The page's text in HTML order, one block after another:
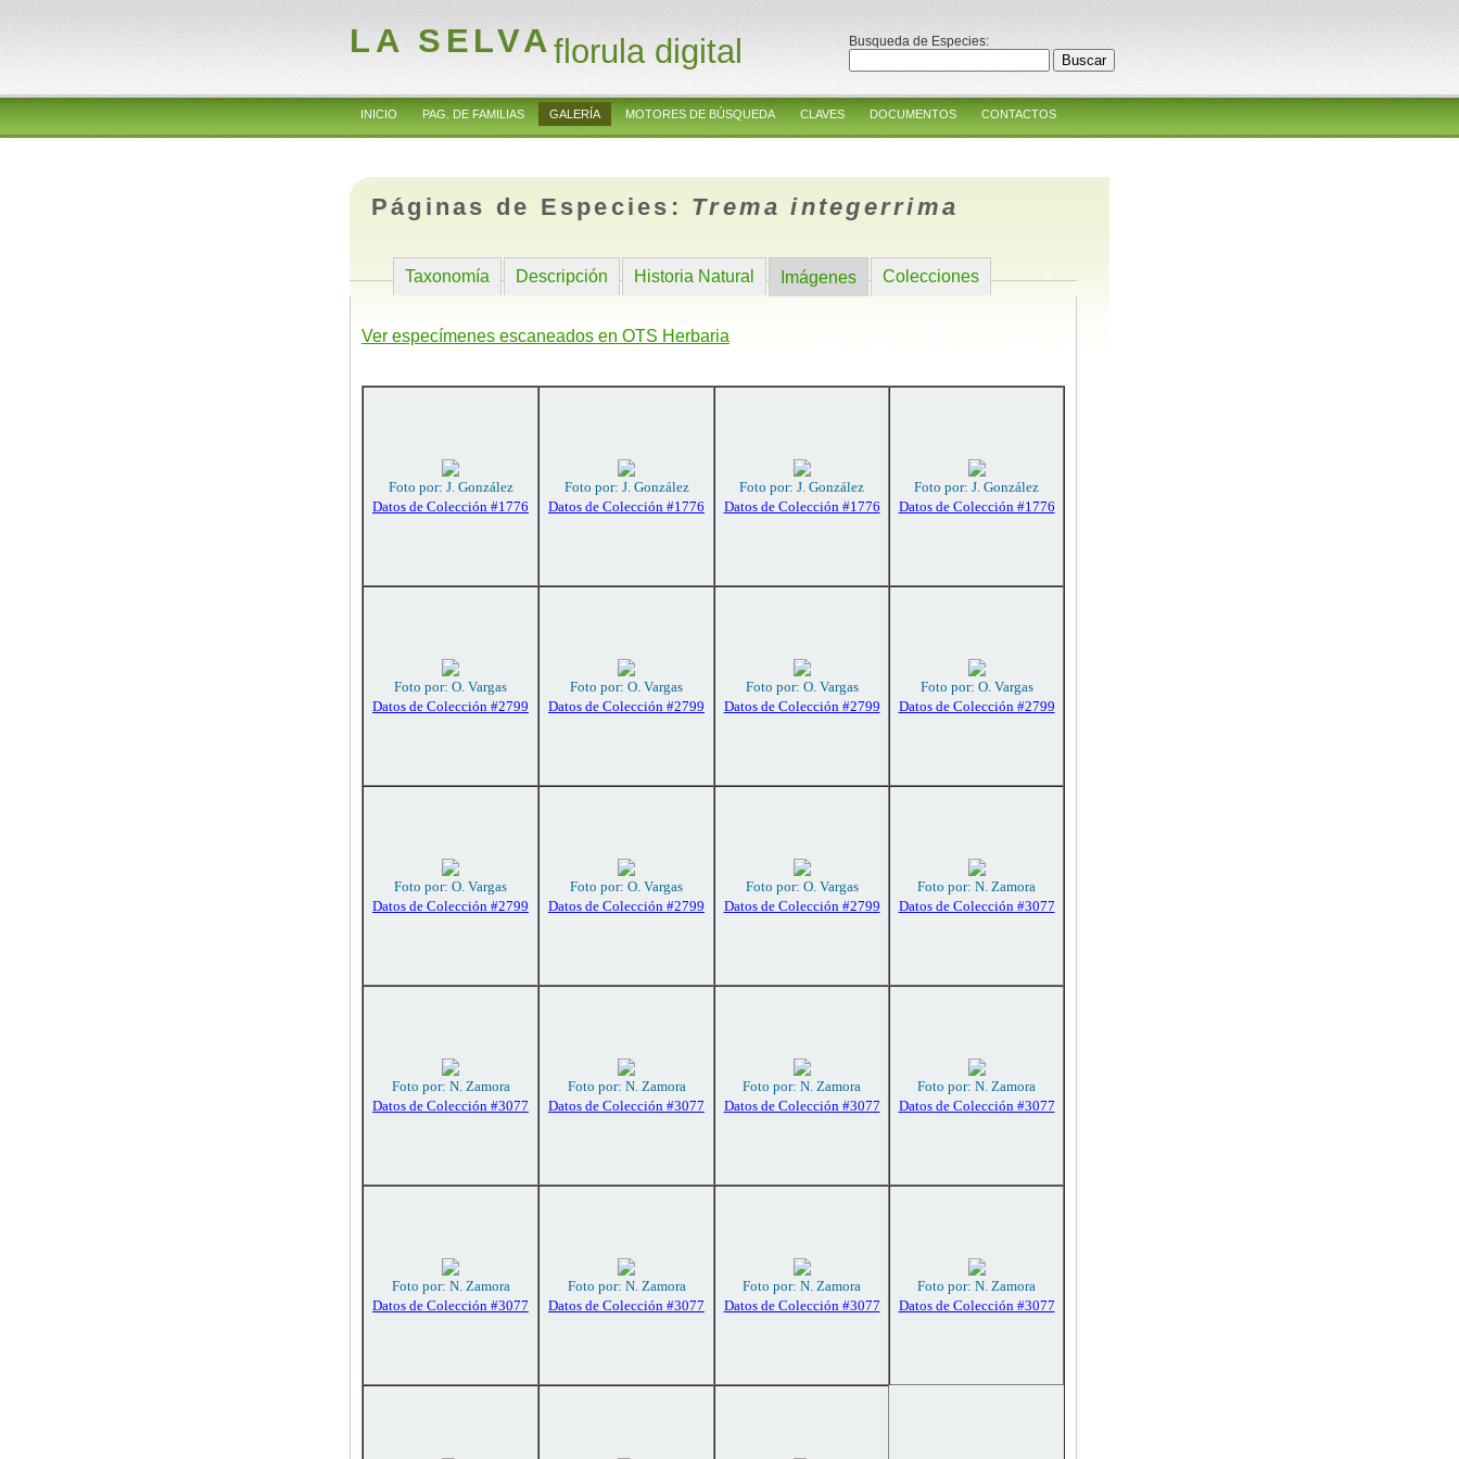
LA SELVAflorula digital Busqueda de Especies:
INICIO PAG. DE FAMILIAS GALERÍA MOTORES DE BÚSQUEDA CLAVES DOCUMENTOS CONTACTOS
Páginas de Especies: Trema integerrima
Taxonomía Descripción Historia Natural Imágenes Colecciones
Ver especímenes escaneados en OTS Herbaria
Foto por: J. González
Datos de Colección #1776
Foto por: J. González
Datos de Colección #1776
Foto por: J. González
Datos de Colección #1776
Foto por: J. González
Datos de Colección #1776
Foto por: O. Vargas
Datos de Colección #2799
Foto por: O. Vargas
Datos de Colección #2799
Foto por: O. Vargas
Datos de Colección #2799
Foto por: O. Vargas
Datos de Colección #2799
Foto por: O. Vargas
Datos de Colección #2799
Foto por: O. Vargas
Datos de Colección #2799
Foto por: O. Vargas
Datos de Colección #2799
Foto por: N. Zamora
Datos de Colección #3077
Foto por: N. Zamora
Datos de Colección #3077
Foto por: N. Zamora
Datos de Colección #3077
Foto por: N. Zamora
Datos de Colección #3077
Foto por: N. Zamora
Datos de Colección #3077
Foto por: N. Zamora
Datos de Colección #3077
Foto por: N. Zamora
Datos de Colección #3077
Foto por: N. Zamora
Datos de Colección #3077
Foto por: N. Zamora
Datos de Colección #3077